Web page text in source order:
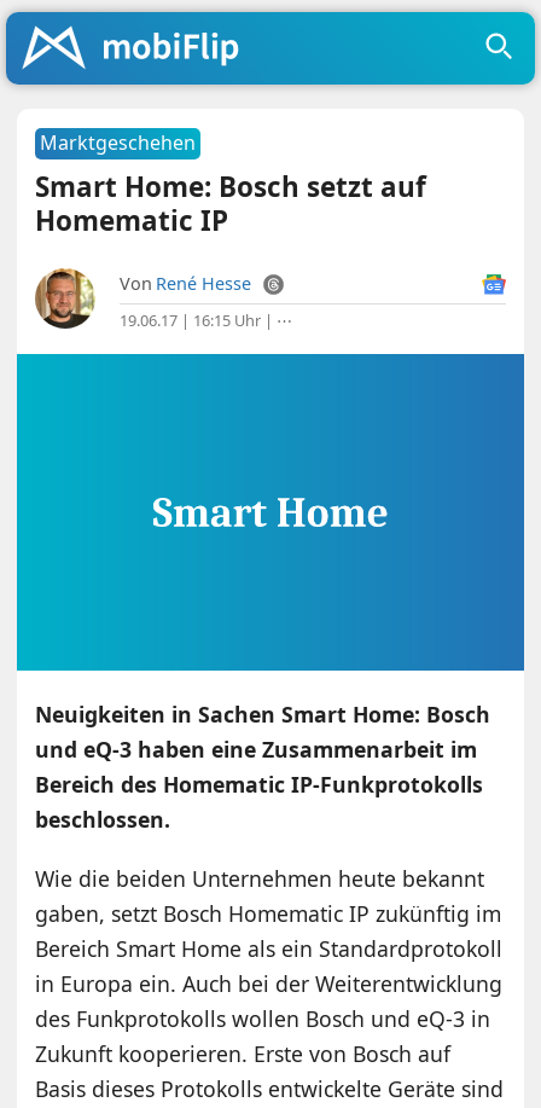
Marktgeschehen
Smart Home: Bosch setzt auf
Homematic IP
Von René Hesse
19.06.17 | 16:15 Uhr | ⋯
Neuigkeiten in Sachen Smart Home: Bosch
und eQ-3 haben eine Zusammenarbeit im
Bereich des Homematic IP-Funkprotokolls
beschlossen.
Wie die beiden Unternehmen heute bekannt
gaben, setzt Bosch Homematic IP zukünftig im
Bereich Smart Home als ein Standardprotokoll
in Europa ein. Auch bei der Weiterentwicklung
des Funkprotokolls wollen Bosch und eQ-3 in
Zukunft kooperieren. Erste von Bosch auf
Basis dieses Protokolls entwickelte Geräte sind